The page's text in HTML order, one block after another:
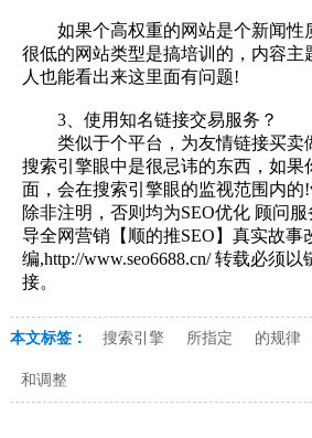
如果个高权重的网站是个新闻性
很低的网站类型是搞培训的，内容主
人也能看出来这里面有问题!
3、使用知名链接交易服务？
类似于个平台，为友情链接买卖
搜索引擎眼中是很忌讳的东西，如果
面，会在搜索引擎眼的监视范围内的
除非注明，否则均为SEO优化 顾问服
导全网营销【顺的推SEO】真实故事
编,http://www.seo6688.cn/ 转载必须
接。
本文标签： 搜索引擎 所指定 的规律
和调整